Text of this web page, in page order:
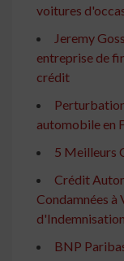
voitures
Jeremy
entreprise de
crédit
automobile en
5 Meilleurs
Crédit
Condamnées
d'Indemnisation
BNP